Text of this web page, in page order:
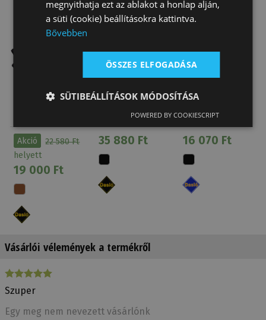
Fogyóban
Extra Bőr
Akció
22 580 Ft
helyett
19 000 Ft
Top
Bőr Daslö Extra
35 880 Ft
Gumis Daslö
Bőr
16 070 Ft
Vásárlói vélemények a termékről
Szuper
Egy meg nem nevezett vásárlónk
megnyithatja ezt az ablakot a honlap alján,
a süti (cookie) beállításokra kattintva.
Bővebben
ÖSSZES ELFOGADÁSA
SÜTIBEÁLLÍTÁSOK MÓDOSÍTÁSA
POWERED BY COOKIESCRIPT